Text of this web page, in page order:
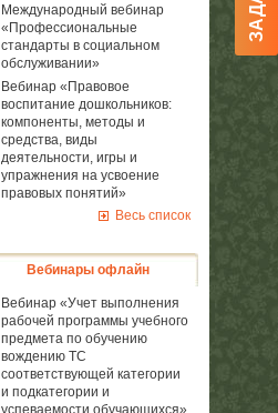
Международный вебинар
«Профессиональные
стандарты в социальном
обслуживании»
Вебинар «Правовое
воспитание дошкольников:
компоненты, методы и
средства, виды
деятельности, игры и
упражнения на усвоение
правовых понятий»
Весь список
Вебинары офлайн
Вебинар «Учет выполнения
рабочей программы учебного
предмета по обучению
вождению ТС
соответствующей категории
и подкатегории и
успеваемости обучающихся»